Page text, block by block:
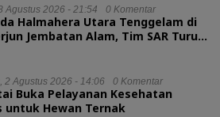
Agustus 2026 - 21:54 0 Komentar
Halmahera Utara Tenggelam di
Jembatan Alam, Tim SAR Turun
2 Agustus 2026 - 14:06 0 Komentar
Buka Pelayanan Kesehatan
untuk Hewan Ternak